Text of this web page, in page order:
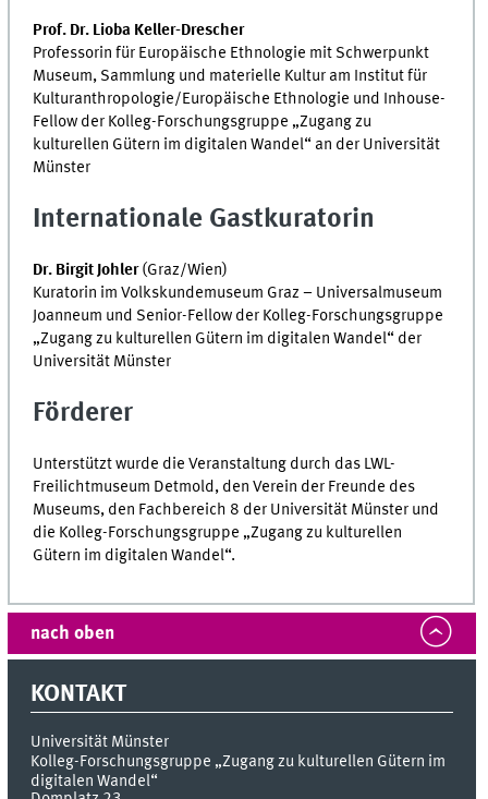
Prof. Dr. Lioba Keller-Drescher
Professorin für Europäische Ethnologie mit Schwerpunkt
Museum, Sammlung und materielle Kultur am Institut für
Kulturanthropologie/Europäische Ethnologie und Inhouse-
Fellow der Kolleg-Forschungsgruppe „Zugang zu
kulturellen Gütern im digitalen Wandel“ an der Universität
Münster
Internationale Gastkuratorin
Dr. Birgit Johler(Graz/Wien)
Kuratorin im Volkskundemuseum Graz – Universalmuseum
Joanneum und Senior-Fellow der Kolleg-Forschungsgruppe
„Zugang zu kulturellen Gütern im digitalen Wandel“ der
Universität Münster
Förderer
Unterstützt wurde die Veranstaltung durch das LWL-
Freilichtmuseum Detmold, den Verein der Freunde des
Museums, den Fachbereich 8 der Universität Münster und
die Kolleg-Forschungsgruppe „Zugang zu kulturellen
Gütern im digitalen Wandel“.
nach oben
KONTAKT
Universität Münster
Kolleg-Forschungsgruppe „Zugang zu kulturellen Gütern im
digitalen Wandel“